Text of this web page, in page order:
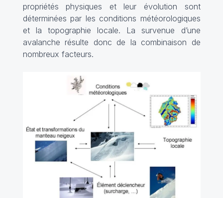
propriétés physiques et leur évolution sont
déterminées par les conditions météorologiques
et la topographie locale. La survenue d’une
avalanche résulte donc de la combinaison de
nombreux facteurs.